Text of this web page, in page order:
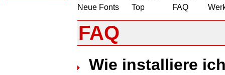
Neue Fonts
Top
FAQ
FAQ
Wie installiere